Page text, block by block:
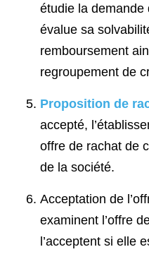
étudie la demande
évalue sa
remboursement
regroupement de
Proposition de
accepté,
offre de rachat de
de la société.
Acceptation de
examinent l’offre
l’acceptent si elle